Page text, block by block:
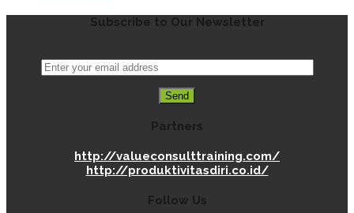
Subscribe to Our Newsletter
Partners
http://valueconsulttraining.com/
http://produktivitasdiri.co.id/
Follow Us